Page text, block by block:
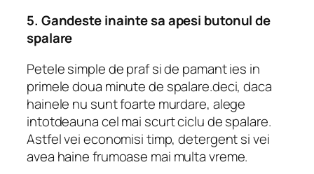
5. Gandeste inainte sa apesi butonul de
spalare
Petele simple de praf si de pamant ies in
primele doua minute de spalare.deci, daca
hainele nu sunt foarte murdare, alege
intotdeauna cel mai scurt ciclu de spalare.
Astfel vei economisi timp, detergent si vei
avea haine frumoase mai multa vreme.